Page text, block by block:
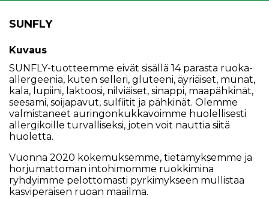
SUNFLY
Kuvaus
SUNFLY-tuotteemme eivät sisällä 14 parasta ruoka-
allergeenia, kuten selleri, gluteeni, äyriäiset, munat,
kala, lupiini, laktoosi, nilviäiset, sinappi, maapähkinät,
seesami, soijapavut, sulfiitit ja pähkinät. Olemme
valmistaneet auringonkukkavoimme huolellisesti
allergikoille turvalliseksi, joten voit nauttia siitä
huoletta.
Vuonna 2020 kokemuksemme, tietämyksemme ja
horjumattoman intohimomme ruokkimina
ryhdyimme pelottomasti pyrkimykseen mullistaa
kasviperäisen ruoan maailma.